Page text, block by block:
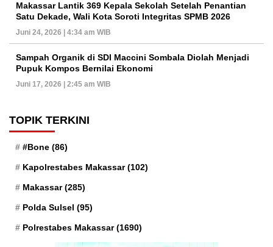
Makassar Lantik 369 Kepala Sekolah Setelah Penantian
Satu Dekade, Wali Kota Soroti Integritas SPMB 2026
Juni 24, 2026 | 4:34 am WIB
Sampah Organik di SDI Maccini Sombala Diolah Menjadi
Pupuk Kompos Bernilai Ekonomi
Juni 17, 2026 | 2:45 am WIB
TOPIK TERKINI
#Bone (86)
Kapolrestabes Makassar(102)
Makassar(285)
Polda Sulsel (95)
Polrestabes Makassar(1690)